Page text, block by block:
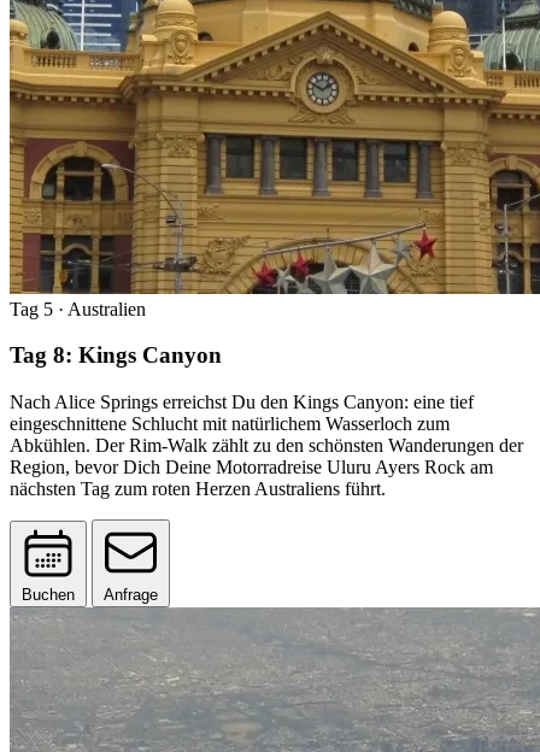
Tag 5 · Australien
Tag 8: Kings Canyon
Nach Alice Springs erreichst Du den Kings Canyon: eine tief
eingeschnittene Schlucht mit natürlichem Wasserloch zum
Abkühlen. Der Rim-Walk zählt zu den schönsten Wanderungen der
Region, bevor Dich Deine Motorradreise Uluru Ayers Rock am
nächsten Tag zum roten Herzen Australiens führt.
Buchen Anfrage